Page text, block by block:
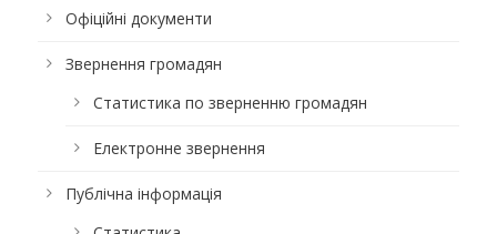
Офіційні документи
Звернення громадян
Статистика по зверненню громадян
Електронне звернення
Публічна інформація